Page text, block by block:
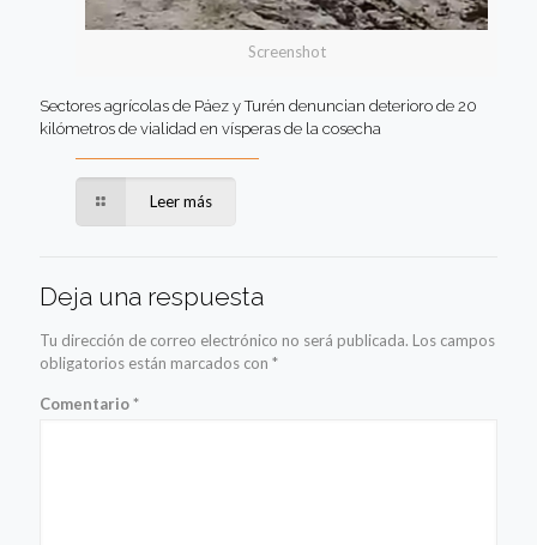
Screenshot
Sectores agrícolas de Páez y Turén denuncian deterioro de 20
kilómetros de vialidad en vísperas de la cosecha
Leer más
Deja una respuesta
Tu dirección de correo electrónico no será publicada. Los campos
obligatorios están marcados con *
Comentario*